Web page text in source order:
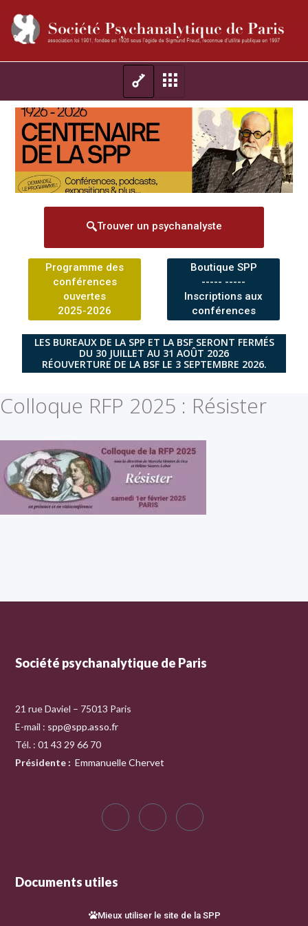
Trouver un psychanalyste
Programme des
conférences
ouvertes
2025-2026
Boutique SPP
----- -----
Inscriptions aux
conférences
LES BUREAUX DE LA SPP ET LA BSF SERONT FERMÉS
DU 30 JUILLET AU 31 AOÛT 2026
RÉOUVERTURE DE LA BSF LE 3 SEPTEMBRE 2026.
Colloque RFP 2025 : Résister
Société psychanalytique de Paris
21 rue Daviel – 75013 Paris
E-mail : spp@spp.asso.fr
Tél. : 01 43 29 66 70
Présidente : Emmanuelle Chervet
Documents utiles
Mieux utiliser le site de la SPP